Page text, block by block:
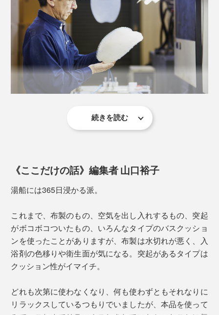
＜ヒップ用＞
クッションが滑り止めにもなるので、お湯に肩まで浸か
うことです。
浴槽にセットするときは、穴のある方を下にしてセッ
ト。首筋に添い、頭の丸みにいい感じにフィットしま
頭をのせたら、左右にコロコロ転がしてみてください。
約30年前、人工芝の形状から「フットブラシ」を思いつ
続きを読む
《ここだけの話》編集者 山口裕子
湯船には365日浸かる派。
これまで、布製のもの、空気を出し入れするもの、突起
がボコボコついたもの、いろんなタイプのバスクッショ
ンを使ったことがありますが、布製は水切れが悪く、入
浴剤の色移りや衛生面が気になる。突起があるタイプは
クッション性がイマイチ。
どれも次第に使わなくなり、何も使わずともそれなりに
リラックスしているつもりでいましたが、本品を使って